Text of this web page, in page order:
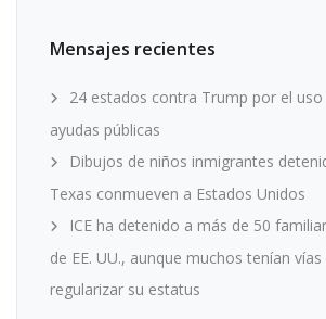
Mensajes recientes
24 estados contra Trump por el
ayudas públicas
Dibujos de niños inmigrantes
Texas conmueven a Estados Unidos
ICE ha detenido a más de 50
de EE. UU., aunque muchos tenían
regularizar su estatus